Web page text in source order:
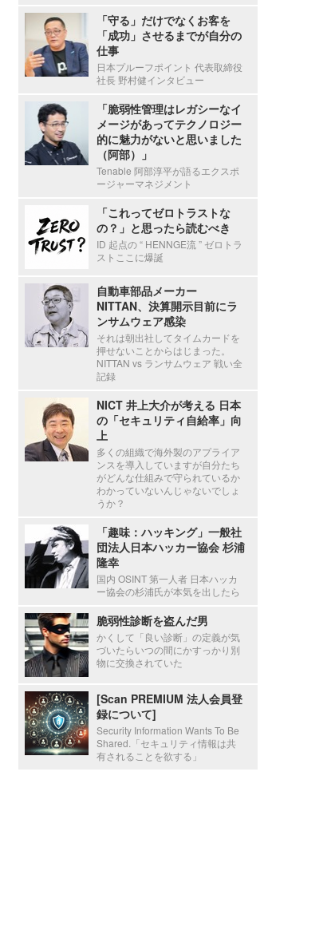
「守る」だけでなくお客を
「成功」させるまでが自分の
仕事
日本プルーフポイント 代表取締役
社長 野村健インタビュー
「脆弱性管理はレガシーなイ
メージがあってテクノロジー
的に魅力がないと思いました
（阿部）」
Tenable 阿部淳平が語るエクスポ
ージャーマネジメント
「これってゼロトラストな
の？」と思ったら読むべき
ID 起点の “ HENNGE流 ” ゼロトラ
ストここに爆誕
自動車部品メーカー
NITTAN、決算開示目前にラ
ンサムウェア感染
それは朝出社してタイムカードを
押せないことからはじまった。
NITTAN vs ランサムウェア 戦い全
記録
NICT 井上大介が考える 日本
の「セキュリティ自給率」向
上
多くの組織で海外製のアプライア
ンスを導入していますが自分たち
がどんな仕組みで守られているか
わかっていないんじゃないでしょ
うか？
「趣味：ハッキング」一般社
団法人日本ハッカー協会 杉浦
隆幸
国内 OSINT 第一人者 日本ハッカ
ー協会の杉浦氏が本気を出したら
脆弱性診断を盗んだ男
かくして「良い診断」の定義が気
づいたらいつの間にかすっかり別
物に交換されていた
[Scan PREMIUM 法人会員登
録について]
Security Information Wants To Be
Shared.「セキュリティ情報は共
有されることを欲する」